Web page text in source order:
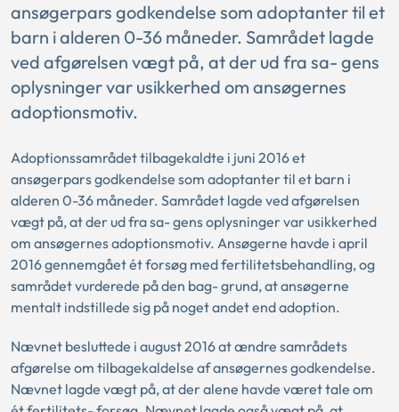
ansøgerpars godkendelse som adoptanter til et
barn i alderen 0-36 måneder. Samrådet lagde
ved afgørelsen vægt på, at der ud fra sa- gens
oplysninger var usikkerhed om ansøgernes
adoptionsmotiv.
Adoptionssamrådet tilbagekaldte i juni 2016 et
ansøgerpars godkendelse som adoptanter til et barn i
alderen 0-36 måneder. Samrådet lagde ved afgørelsen
vægt på, at der ud fra sa- gens oplysninger var usikkerhed
om ansøgernes adoptionsmotiv. Ansøgerne havde i april
2016 gennemgået ét forsøg med fertilitetsbehandling, og
samrådet vurderede på den bag- grund, at ansøgerne
mentalt indstillede sig på noget andet end adoption.
Nævnet besluttede i august 2016 at ændre samrådets
afgørelse om tilbagekaldelse af ansøgernes godkendelse.
Nævnet lagde vægt på, at der alene havde været tale om